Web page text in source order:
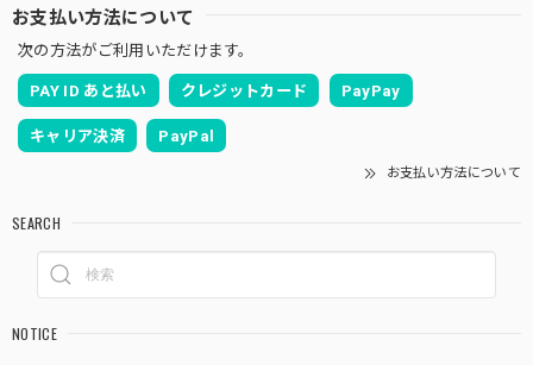
お支払い方法について
次の方法がご利用いただけます。
PAY ID あと払い クレジットカード PayPay
キャリア決済 PayPal
お支払い方法について
SEARCH
NOTICE